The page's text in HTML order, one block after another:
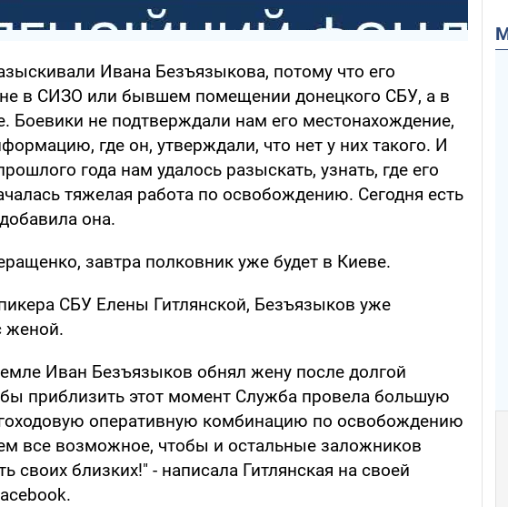
Ивана Безъязыкова, потому что его
в СИЗО или бывшем помещении донецкого СБУ, а в
Боевики не подтверждали нам его местонахождение,
где он, утверждали, что нет у них такого. И
года нам удалось разыскать, узнать, где его
тяжелая работа по освобождению. Сегодня есть
она.
завтра полковник уже будет в Киеве.
СБУ Елены Гитлянской, Безъязыков уже
женой.
Иван Безъязыков обнял жену после долгой
приблизить этот момент Служба провела большую
оперативную комбинацию по освобождению
все возможное, чтобы и остальные заложников
своих близких!" - написала Гитлянская на своей